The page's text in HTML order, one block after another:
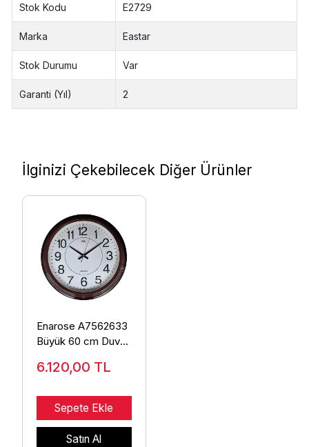
Stok Kodu E2729
Marka Eastar
Stok Durumu Var
Garanti (Yıl) 2
İlginizi Çekebilecek Diğer Ürünler
Enarose A7562633
Büyük 60 cm Duvar
6.120,00 TL
Sepete Ekle
Satın Al